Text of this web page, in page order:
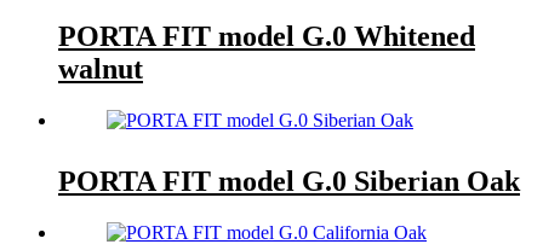
PORTA FIT model G.0 Whitened
walnut
PORTA FIT model G.0 Siberian Oak